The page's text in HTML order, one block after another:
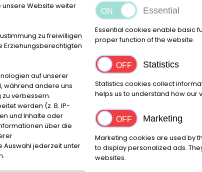
Emilia
Hood Engineering
unsere Website weiter
zu freiwilligen
Erziehungsberechtigten
auf unserer
während andere uns
verbessern.
werden (z. B. IP-
und Inhalte oder
über die
Auswahl jederzeit unter
Essential
Essential cookies enable basic
proper function of the website.
Statistics
Statistics cookies collect
helps us to understand how our
Marketing
Marketing cookies are used by
to display personalized ads.
websites.